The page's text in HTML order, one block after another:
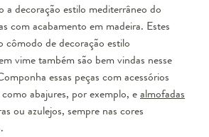
decoração estilo mediterrâneo do
com acabamento em madeira. Estes
cômodo de decoração estilo
vime também são bem vindas nesse
essas peças com acessórios
abajures, por exemplo, ealmofadas
ou azulejos, sempre nas cores